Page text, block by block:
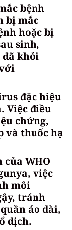
bệnh
bị mắc
hoặc bị
sinh,
đã khỏi
đặc hiệu
Việc điều
chứng,
và thuốc hạ
của WHO
việc
môi
tránh
áo dài,
dịch.